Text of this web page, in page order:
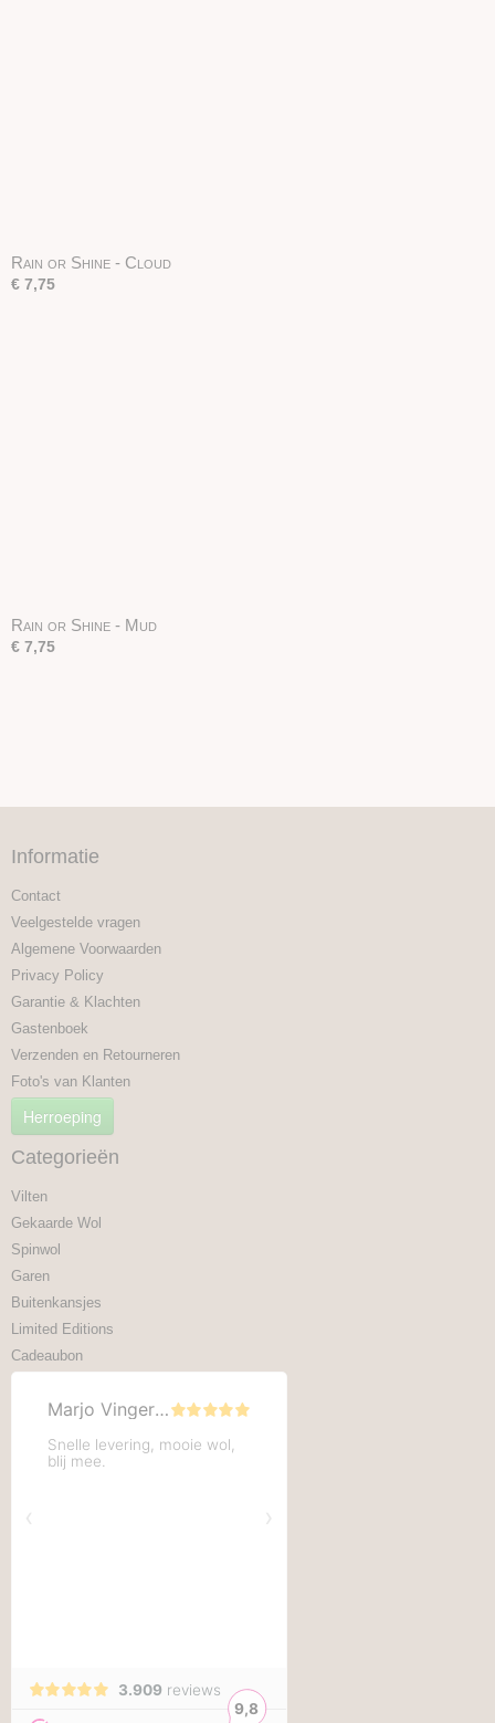
Rain or Shine - Cloud
€ 7,75
Rain or Shine - Mud
€ 7,75
Informatie
Contact
Veelgestelde vragen
Algemene Voorwaarden
Privacy Policy
Garantie & Klachten
Gastenboek
Verzenden en Retourneren
Foto's van Klanten
Herroeping
Categorieën
Vilten
Gekaarde Wol
Spinwol
Garen
Buitenkansjes
Limited Editions
Cadeaubon